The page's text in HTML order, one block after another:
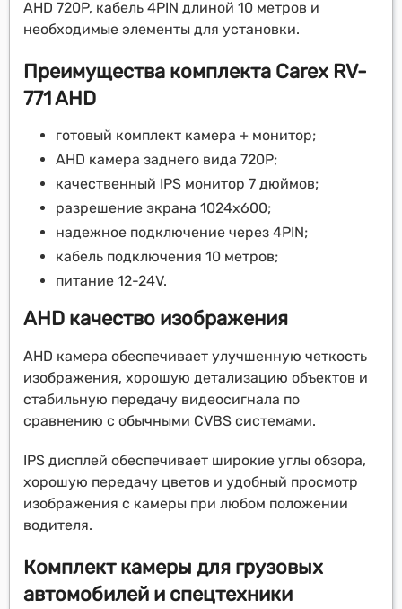
AHD 720P, кабель 4PIN длиной 10 метров и
необходимые элементы для установки.
Преимущества комплекта Carex RV-
771 AHD
готовый комплект камера + монитор;
AHD камера заднего вида 720P;
качественный IPS монитор 7 дюймов;
разрешение экрана 1024x600;
надежное подключение через 4PIN;
кабель подключения 10 метров;
питание 12-24V.
AHD качество изображения
AHD камера обеспечивает улучшенную четкость
изображения, хорошую детализацию объектов и
стабильную передачу видеосигнала по
сравнению с обычными CVBS системами.
IPS дисплей обеспечивает широкие углы обзора,
хорошую передачу цветов и удобный просмотр
изображения с камеры при любом положении
водителя.
Комплект камеры для грузовых
автомобилей и спецтехники